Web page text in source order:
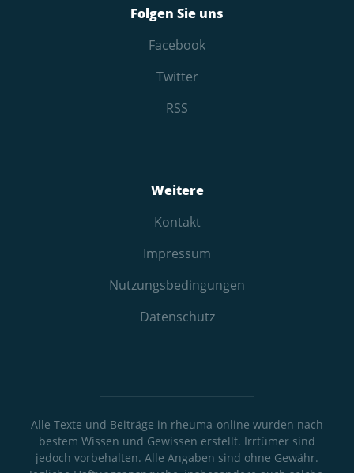
Folgen Sie uns
Facebook
Twitter
RSS
Weitere
Kontakt
Impressum
Nutzungs­bedingungen
Datenschutz
Alle Texte und Beiträge in rheuma-online wurden nach
bestem Wissen und Gewissen erstellt. Irrtümer sind
jedoch vorbehalten. Alle Angaben sind ohne Gewähr.